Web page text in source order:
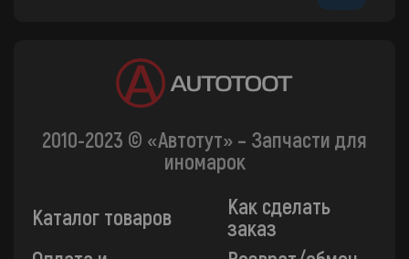
2010-2023 © «Автотут» – Запчасти для
иномарок
Каталог товаров
Как сделать
заказ